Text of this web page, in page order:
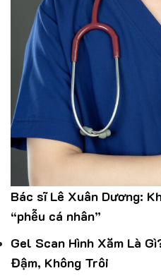
Bác sĩ Lê Xuân Dương:
“phễu cá nhân”
Gel Scan Hình Xăm Là
Đậm, Không Trôi